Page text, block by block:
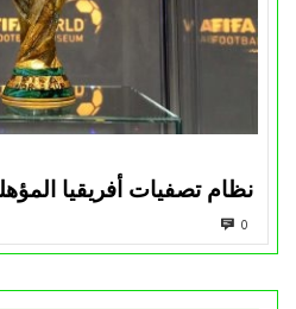
نظام تصفيات أفريقيا المؤهلة
0